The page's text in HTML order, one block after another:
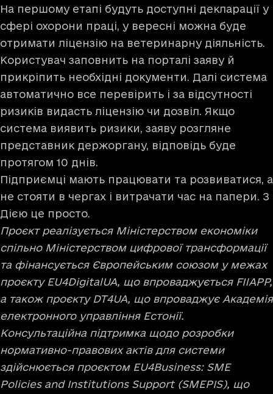
На першому етапі будуть доступні декларації у
сфері охорони праці, у вересні можна буде
отримати ліцензію на ветеринарну діяльність.
Користувач заповнить на порталі заяву й
прикріпить необхідні документи. Далі система
автоматично все перевірить і за відсутності
ризиків видасть ліцензію чи дозвіл. Якщо
система виявить ризики, заяву розгляне
представник держоргану, відповідь буде
протягом 10 днів.
Підприємці мають працювати та розвиватися, а
не стояти в чергах і витрачати час на папери. З
Дією це просто.
Проєкт реалізується Міністерством економіки
спільно Міністерством цифрової трансформації
та фінансується Європейським союзом у межах
проєкту EU4DigitalUA, що впроваджується FIIAPP,
а також проєкту DT4UA, що впроваджує Академія
електронного управління Естонії.
Консультаційна підтримка щодо розробки
нормативно-правових актів для системи
здійснюється проєктом EU4Business: SME
Policies and Institutions Support (SMEPIS), що